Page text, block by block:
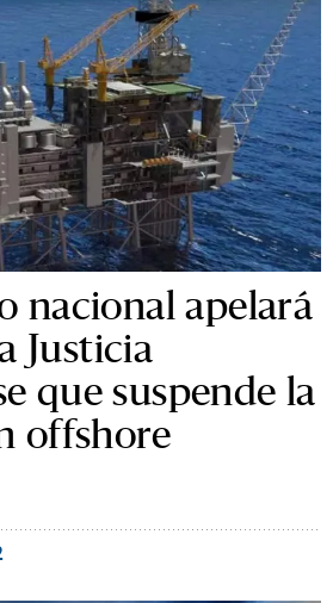
nacional apelará
Justicia
que suspende la
offshore